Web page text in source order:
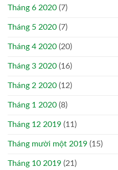
Tháng 6 2020 (7)
Tháng 5 2020 (7)
Tháng 4 2020 (20)
Tháng 3 2020 (16)
Tháng 2 2020 (12)
Tháng 1 2020 (8)
Tháng 12 2019 (11)
Tháng mười một 2019 (15)
Tháng 10 2019 (21)